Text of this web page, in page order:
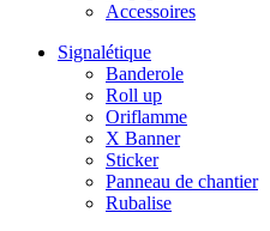
Accessoires
Signalétique
Banderole
Roll up
Oriflamme
X Banner
Sticker
Panneau de chantier
Rubalise